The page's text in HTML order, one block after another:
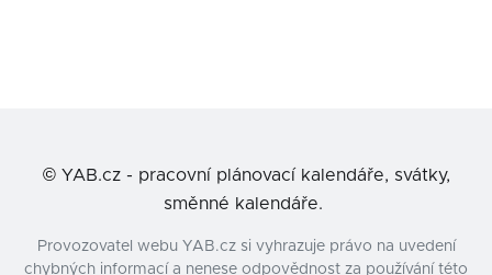
© YAB.cz - pracovní plánovací kalendáře, svátky,
směnné kalendáře.
Provozovatel webu YAB.cz si vyhrazuje právo na uvedení
chybných informací a nenese odpovědnost za používání této